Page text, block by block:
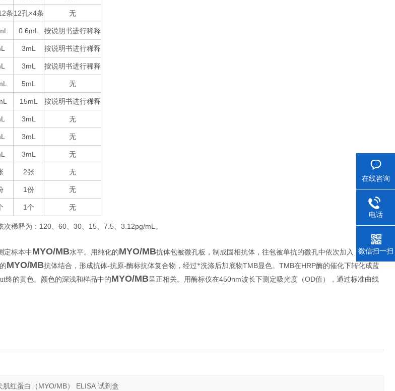
条 12孔×4条 无
0.6mL 按说明书进行稀释
3mL 按说明书进行稀释
3mL 按说明书进行稀释
5mL 无
15mL 按说明书进行稀释
3mL 无
3mL 无
3mL 无
2张 无
1 份 无
1 个 无
稀释为： 120、 60、 30、 15、 7.5、 3.12pg/mL 。
定标本中MYO/MB水平。用纯化的MYO/MB抗体包被微孔板，制成固相抗体，往包被单抗的微孔中依次加入
MYO/MB抗体结合，形成抗体-抗原-酶标抗体复合物，经过*洗涤后加底物TMB显色。 TMB在HRP酶的催化下转化成蓝
终的黄色。颜色的深浅和样品中的MYO/MB呈正相关。用酶标仪在450nm波长下测定吸光度（OD值），通过标准曲线
在线咨询
电话
微信扫一扫